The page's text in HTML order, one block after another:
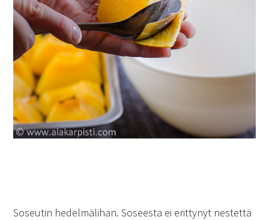
Soseutin hedelmälihan. Soseesta ei erittynyt nestettä